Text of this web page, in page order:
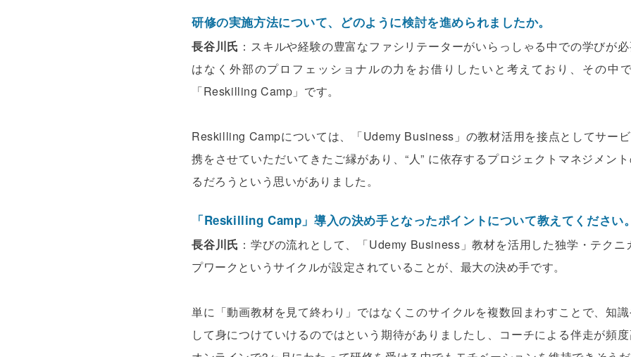
研修の実施方法について、どのように検討を進められましたか。
長谷川氏 ：スキルや経験の豊富なファシリテーターがいらっしゃる中での学びが
はなく外部のプロフェッショナルの力をお借りしたいと考えており、その中
「Reskilling Camp」です。
Reskilling Campについては、「Udemy Business」の教材活用を接点としてサー
携をさせていただいてきたご縁があり、“人” に依存するプロジェクトマネジメン
るだろうという思いがありました。
「Reskilling Camp」導入の決め手となったポイントについて教えてください
長谷川氏 ：学びの流れとして、「Udemy Business」教材を活用した独学・テク
プワークというサイクルが設定されていることが、最大の決め手です。
単に「動画教材を見て終わり」ではなくこのサイクルを複数回まわすことで、知
して身につけていけるのではという期待がありましたし、コーチによる伴走が頻